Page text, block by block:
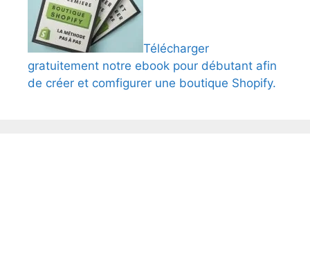
Télécharger
gratuitement notre ebook pour débutant afin
de créer et comfigurer une boutique Shopify.